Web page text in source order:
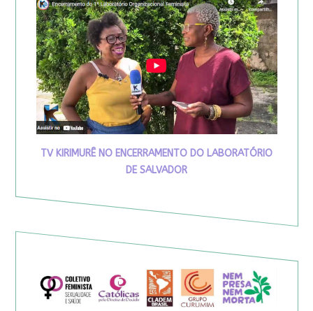
TV KIRIMURÊ NO ENCERRAMENTO DO LABORATÓRIO
DE SALVADOR